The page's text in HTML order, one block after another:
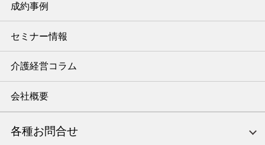
成約事例
セミナー情報
介護経営コラム
会社概要
各種お問合せ